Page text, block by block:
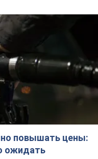
ожидать
топлива
США
млн